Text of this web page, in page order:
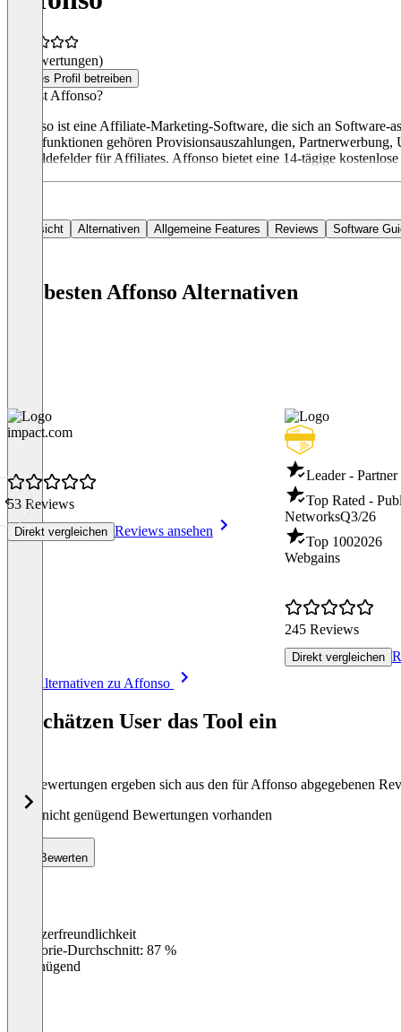
(0 Bewertungen)
Dieses Profil betreiben
Was ist Affonso?
Affonso ist eine Affiliate-Marketing-Software, die sich an Software-
Hauptfunktionen gehören Provisionsauszahlungen,
Anmeldefelder für Affiliates. Affonso bietet eine 14-tägige
Übersicht Alternativen Allgemeine Features Reviews Software
Die besten Affonso Alternativen
impact.com
53 Reviews
Direkt vergleichen Reviews ansehen
Leader -
Top Rated -
NetworksQ3/26
Top 1002026
Webgains
245 Reviews
Direkt vergleichen
Alle Alternativen zu Affonso
So schätzen User das Tool ein
Die Bewertungen ergeben sich aus den für Affonso abgegebenen
Noch nicht genügend Bewertungen vorhanden
Bewerten
Benutzerfreundlichkeit
Kategorie-Durchschnitt: 87 %
Ungenügend